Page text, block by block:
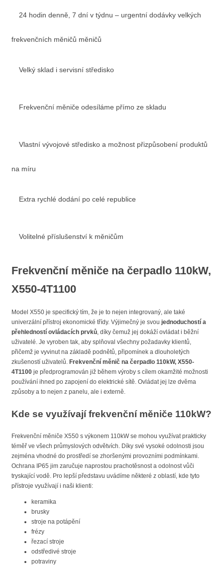
24 hodin denně, 7 dní v týdnu – urgentní dodávky velkých
frekvenčních měničů měničů
Velký sklad i servisní středisko
Frekvenční měniče odesíláme přímo ze skladu
Vlastní vývojové středisko a možnost přizpůsobení produktů
na míru
Extra rychlé dodání po celé republice
Volitelné příslušenství k měničům
Frekvenční měniče na čerpadlo 110kW,
X550-4T1100
Model X550 je specifický tím, že je to nejen integrovaný, ale také
univerzální přístroj ekonomické třídy. Výjimečný je svou jednoduchostí a
přehledností ovládacích prvků, díky čemuž jej dokáží ovládat i běžní
uživatelé. Je vyroben tak, aby splňoval všechny požadavky klientů,
přičemž je vyvinut na základě podnětů, připomínek a dlouholetých
zkušeností uživatelů. Frekvenční měnič na čerpadlo 110kW, X550-
4T1100 je předprogramován již během výroby s cílem okamžité možnosti
používání ihned po zapojení do elektrické sítě. Ovládat jej lze dvěma
způsoby a to nejen z panelu, ale i externě.
Kde se využívají frekvenční měniče 110kW?
Frekvenční měniče X550 s výkonem 110kW se mohou využívat prakticky
téměř ve všech průmyslových odvětvích. Díky své vysoké odolnosti jsou
zejména vhodné do prostředí se zhoršenými provozními podmínkami.
Ochrana IP65 jim zaručuje naprostou prachotěsnost a odolnost vůči
tryskající vodě. Pro lepší představu uvádíme některé z oblastí, kde tyto
přístroje využívají i naši klienti:
keramika
brusky
stroje na potápění
frézy
řezací stroje
odstředivé stroje
potraviny